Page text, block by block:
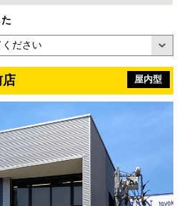
店 屋内型